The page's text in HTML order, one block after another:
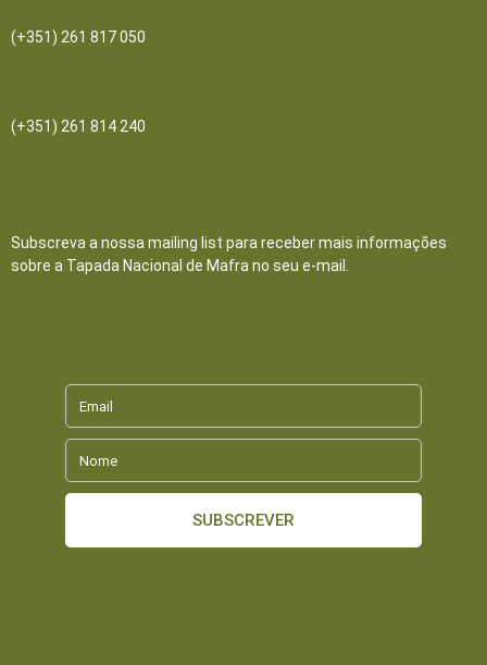
(+351) 261 817 050
(+351) 261 814 240
Subscreva a nossa mailing list para receber mais informações
sobre a Tapada Nacional de Mafra no seu e-mail.